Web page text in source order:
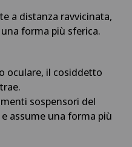
a distanza ravvicinata,
forma più sferica.
oculare, il cosiddetto
sospensori del
assume una forma più